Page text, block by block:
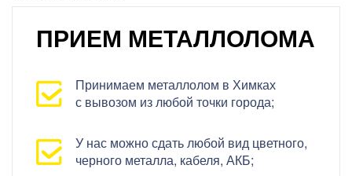
ПРИЕМ МЕТАЛЛОЛОМА
Принимаем металлолом в Химках
с вывозом из любой точки города;
У нас можно сдать любой вид цветного,
черного металла, кабеля, АКБ;